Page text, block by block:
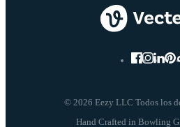
© 2026 Eezy LLC Todos los